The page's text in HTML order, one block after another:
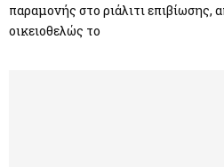
παραμονής στο ριάλιτι επιβίωσης,
οικειοθελώς το